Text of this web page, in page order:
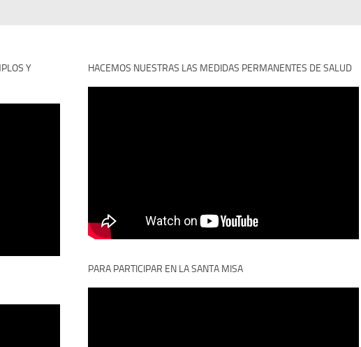
Y
HACEMOS NUESTRAS LAS MEDIDAS PERMANENTES DE SALUD
PARA PARTICIPAR EN LA SANTA MISA